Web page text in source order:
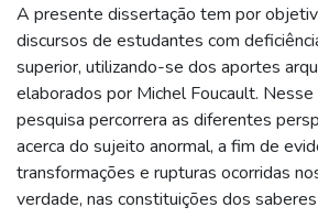
A presente dissertação tem por
discursos de estudantes com
superior, utilizando-se dos aportes
elaborados por Michel Foucault.
pesquisa percorrera as diferentes
acerca do sujeito anormal, a fim de
transformações e rupturas ocorridas
verdade, nas constituições dos